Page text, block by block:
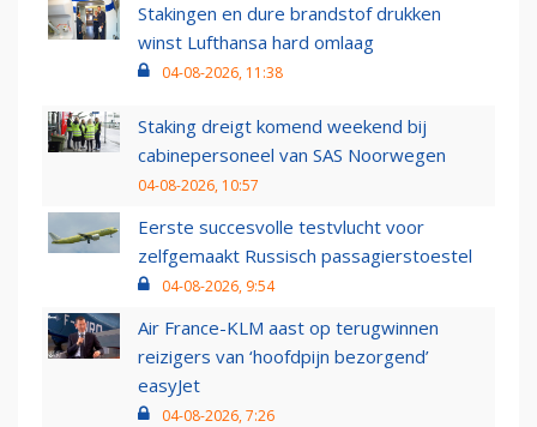
Stakingen en dure brandstof drukken
winst Lufthansa hard omlaag
04-08-2026, 11:38
Staking dreigt komend weekend bij
cabinepersoneel van SAS Noorwegen
04-08-2026, 10:57
Eerste succesvolle testvlucht voor
zelfgemaakt Russisch passagierstoestel
04-08-2026, 9:54
Air France-KLM aast op terugwinnen
reizigers van ‘hoofdpijn bezorgend’
easyJet
04-08-2026, 7:26